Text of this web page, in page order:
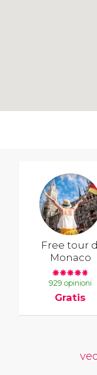
Free tour
Monaco
929 opinioni
Gratis